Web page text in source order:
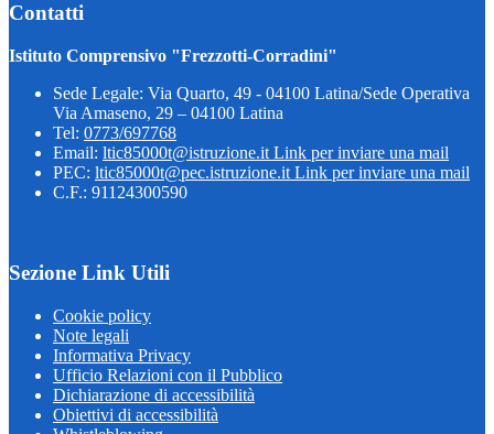
Contatti
Istituto Comprensivo "Frezzotti-Corradini"
Sede Legale: Via Quarto, 49 - 04100 Latina/Sede Operativa
Via Amaseno, 29 – 04100 Latina
Tel: 0773/697768
Email: ltic85000t@istruzione.it Link per inviare una mail
PEC: ltic85000t@pec.istruzione.it Link per inviare una mail
C.F.: 91124300590
Sezione Link Utili
Cookie policy
Note legali
Informativa Privacy
Ufficio Relazioni con il Pubblico
Dichiarazione di accessibilità
Obiettivi di accessibilità